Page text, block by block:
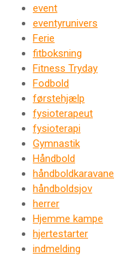
event
eventyrunivers
Ferie
fitboksning
Fitness Tryday
Fodbold
førstehjælp
fysioterapeut
fysioterapi
Gymnastik
Håndbold
håndboldkaravane
håndboldsjov
herrer
Hjemme kampe
hjertestarter
indmelding